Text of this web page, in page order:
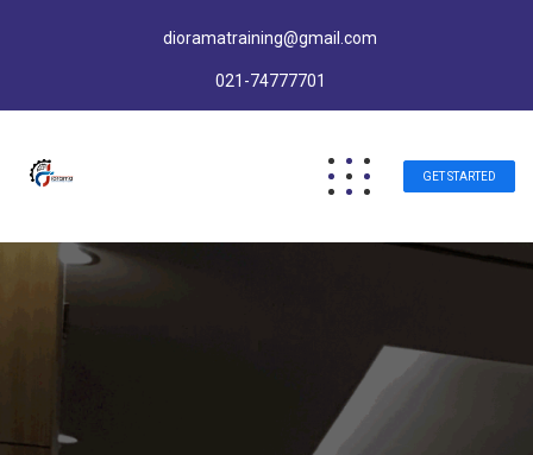
dioramatraining@gmail.com
021-74777701
GET STARTED